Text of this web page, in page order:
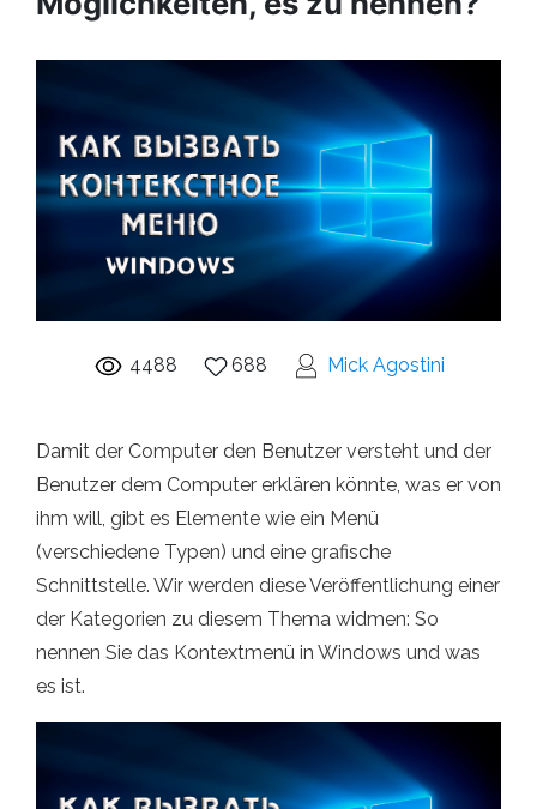
4488 688 Mick Agostini
Damit der Computer den Benutzer versteht und der
Benutzer dem Computer erklären könnte, was er von
ihm will, gibt es Elemente wie ein Menü
(verschiedene Typen) und eine grafische
Schnittstelle. Wir werden diese Veröffentlichung einer
der Kategorien zu diesem Thema widmen: So
nennen Sie das Kontextmenü in Windows und was
es ist.